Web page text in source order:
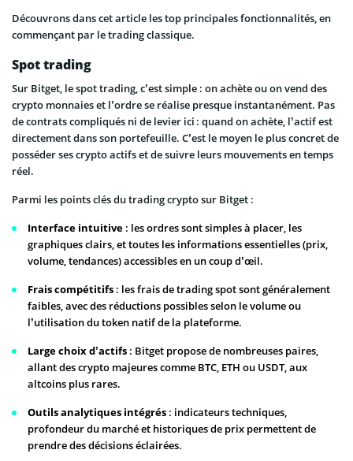
Découvrons dans cet article les top principales fonctionnalités, en
commençant par le trading classique.
Spot trading
Sur Bitget, le spot trading, c’est simple : on achète ou on vend des
crypto monnaies et l’ordre se réalise presque instantanément. Pas
de contrats compliqués ni de levier ici : quand on achète, l’actif est
directement dans son portefeuille. C’est le moyen le plus concret de
posséder ses crypto actifs et de suivre leurs mouvements en temps
réel.
Parmi les points clés du trading crypto sur Bitget :
Interface intuitive : les ordres sont simples à placer, les
graphiques clairs, et toutes les informations essentielles (prix,
volume, tendances) accessibles en un coup d’œil.
Frais compétitifs : les frais de trading spot sont généralement
faibles, avec des réductions possibles selon le volume ou
l’utilisation du token natif de la plateforme.
Large choix d’actifs : Bitget propose de nombreuses paires,
allant des crypto majeures comme BTC, ETH ou USDT, aux
altcoins plus rares.
Outils analytiques intégrés : indicateurs techniques,
profondeur du marché et historiques de prix permettent de
prendre des décisions éclairées.